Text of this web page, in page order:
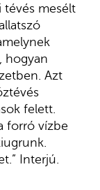
tévés mesélt
hogyan
Azt
felett.
forró vízbe
Interjú.